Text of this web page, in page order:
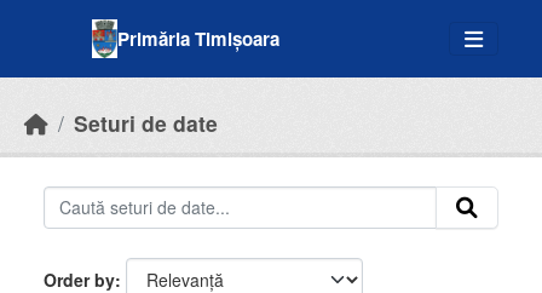
Primăria Timișoara
Seturi de date
Order by